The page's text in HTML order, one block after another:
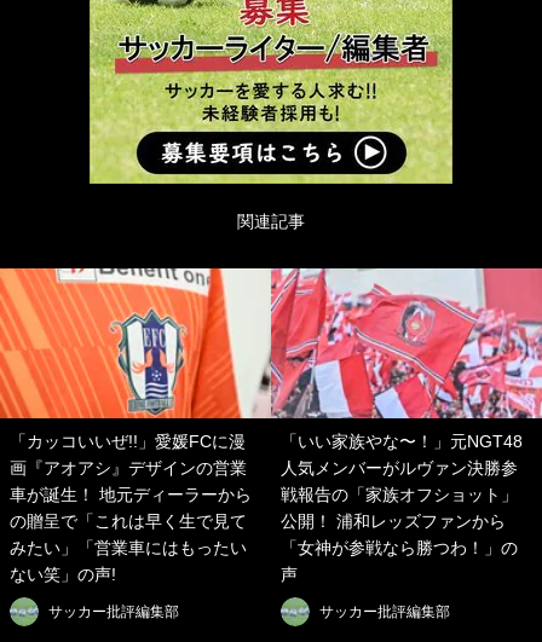
関連記事
「カッコいいぜ!!」愛媛FCに漫
画『アオアシ』デザインの営業
車が誕生！ 地元ディーラーから
の贈呈で「これは早く生で見て
みたい」「営業車にはもったい
ない笑」の声!
サッカー批評編集部
「いい家族やな〜！」元NGT48
人気メンバーがルヴァン決勝参
戦報告の「家族オフショット」
公開！ 浦和レッズファンから
「女神が参戦なら勝つわ！」の
声
サッカー批評編集部